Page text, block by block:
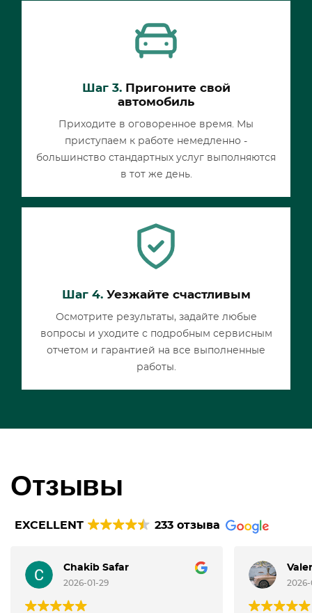
Шаг 3.Пригоните свой
автомобиль
Приходите в оговоренное время. Мы
приступаем к работе немедленно -
большинство стандартных услуг выполняются
в тот же день.
Шаг 4.Уезжайте счастливым
Осмотрите результаты, задайте любые
вопросы и уходите с подробным сервисным
отчетом и гарантией на все выполненные
работы.
Отзывы
EXCELLENT 233 отзыва
Chakib Safar
2026-01-29